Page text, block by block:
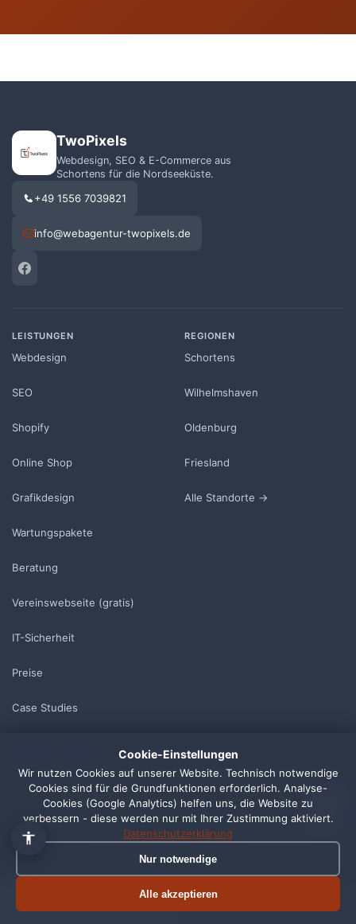
TwoPixels
Webdesign, SEO & E-Commerce aus
Schortens für die Nordseeküste.
+49 1556 7039821
info@webagentur-twopixels.de
LEISTUNGEN
Webdesign
SEO
Shopify
Online Shop
Grafikdesign
Wartungspakete
Beratung
Vereinswebseite (gratis)
IT-Sicherheit
Preise
Case Studies
REGIONEN
Schortens
Wilhelmshaven
Oldenburg
Friesland
Alle Standorte →
Ratgeber Übersicht
Website Kosten
Local SEO Guide
Kostenloser Website-Check
Glossar
TOOLS
Alle Tools
SSL-Check
Ladezeit-Test
ROI-Rechner
Wettbewerber-Check
Cookie-Einstellungen
Wir nutzen Cookies auf unserer Website. Technisch notwendige
Cookies sind für die Grundfunktionen erforderlich. Analyse-
Cookies (Google Analytics) helfen uns, die Website zu
verbessern - diese werden nur mit Ihrer Zustimmung aktiviert.
Datenschutzerklärung
Nur notwendige
Alle akzeptieren
einfach, ich antworte sofort.